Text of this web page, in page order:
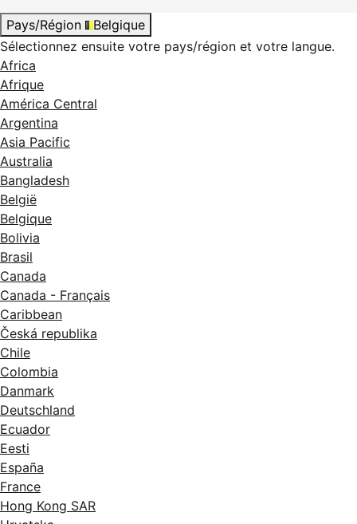
Pays/Région
Belgique
Sélectionnez ensuite votre pays/région et votre langue.
Africa
Afrique
América Central
Argentina
Asia Pacific
Australia
Bangladesh
België
Belgique
Bolivia
Brasil
Canada
Canada - Français
Caribbean
Česká republika
Chile
Colombia
Danmark
Deutschland
Ecuador
Eesti
España
France
Hong Kong SAR